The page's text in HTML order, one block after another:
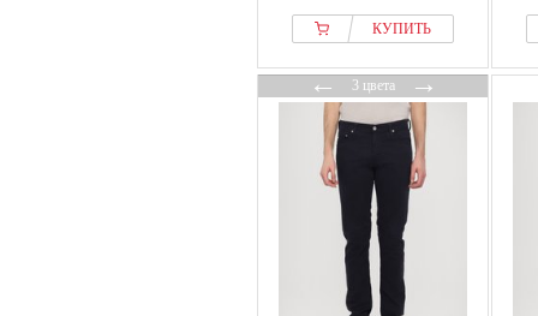
КУПИТЬ
←3 цвета→